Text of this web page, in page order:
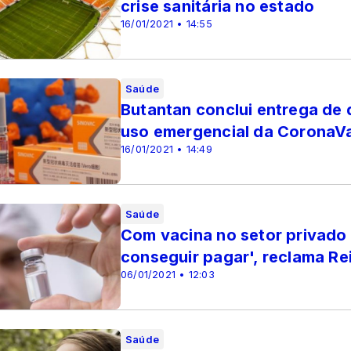
16/01/2021 • 14:55
crise sanitária no estado
Saúde
16/01/2021 • 14:49
Butantan conclui entrega
uso emergencial da
Saúde
06/01/2021 • 12:03
Com vacina no setor
conseguir pagar', reclama
Saúde